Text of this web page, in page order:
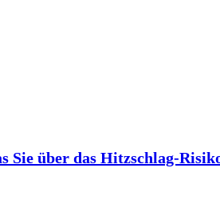
Sie über das Hitzschlag-